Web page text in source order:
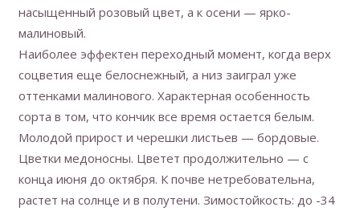
насыщенный розовый цвет, а к осени — ярко-
малиновый.
Наиболее эффектен переходный момент, когда верх
соцветия еще белоснежный, а низ заиграл уже
оттенками малинового. Характерная особенность
сорта в том, что кончик все время остается белым.
Молодой прирост и черешки листьев — бордовые.
Цветки медоносны. Цветет продолжительно — с
конца июня до октября. К почве нетребовательна,
растет на солнце и в полутени. Зимостойкость: до -34